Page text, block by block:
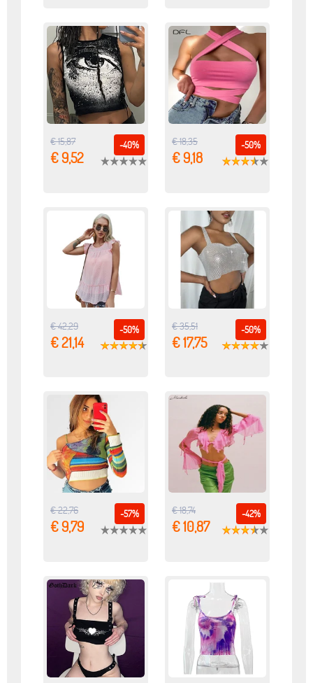
-40%
€ 15,87
€ 9,52
-50%
€ 18,35
€ 9,18
-50%
€ 42,29
€ 21,14
-50%
€ 35,51
€ 17,75
-57%
€ 22,76
€ 9,79
-42%
€ 18,74
€ 10,87